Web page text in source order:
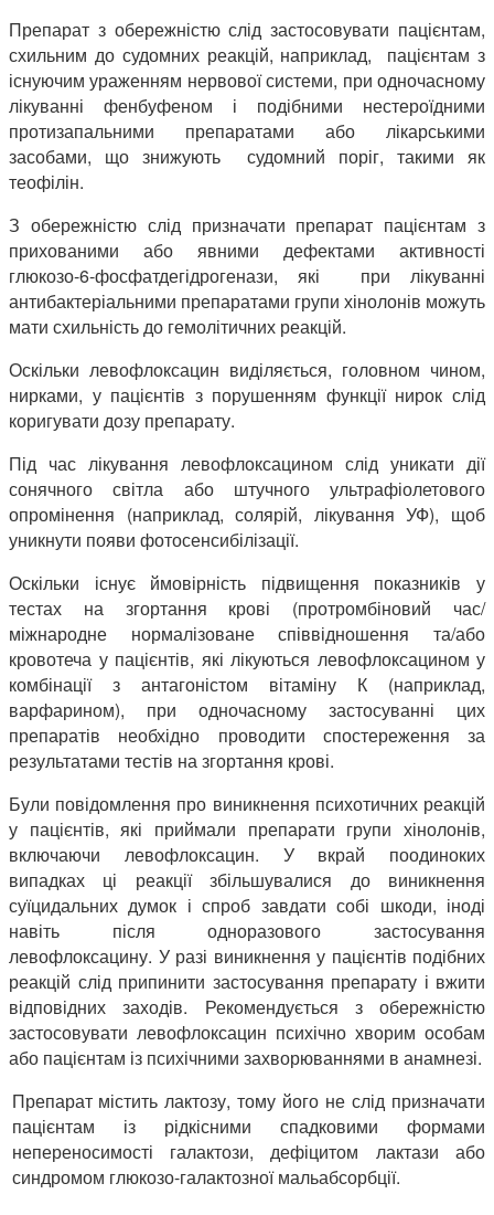
Препарат з обережністю слід застосовувати пацієнтам,
схильним до судомних реакцій, наприклад, пацієнтам з
існуючим ураженням нервової системи, при одночасному
лікуванні фенбуфеном і подібними нестероїдними
протизапальними препаратами або лікарськими
засобами, що знижують судомний поріг, такими як
теофілін.
З обережністю слід призначати препарат пацієнтам з
прихованими або явними дефектами активності
глюкозо-6-фосфатдегідрогенази, які при лікуванні
антибактеріальними препаратами групи хінолонів можуть
мати схильність до гемолітичних реакцій.
Оскільки левофлоксацин виділяється, головном чином,
нирками, у пацієнтів з порушенням функції нирок слід
коригувати дозу препарату.
Під час лікування левофлоксацином слід уникати дії
сонячного світла або штучного ультрафіолетового
опромінення (наприклад, солярій, лікування УФ), щоб
уникнути появи фотосенсибілізації.
Оскільки існує ймовірність підвищення показників у
тестах на згортання крові (протромбіновий час/
міжнародне нормалізоване співвідношення та/або
кровотеча у пацієнтів, які лікуються левофлоксацином у
комбінації з антагоністом вітаміну К (наприклад,
варфарином), при одночасному застосуванні цих
препаратів необхідно проводити спостереження за
результатами тестів на згортання крові.
Були повідомлення про виникнення психотичних реакцій
у пацієнтів, які приймали препарати групи хінолонів,
включаючи левофлоксацин. У вкрай поодиноких
випадках ці реакції збільшувалися до виникнення
суїцидальних думок і спроб завдати собі шкоди, іноді
навіть після одноразового застосування
левофлоксацину. У разі виникнення у пацієнтів подібних
реакцій слід припинити застосування препарату і вжити
відповідних заходів. Рекомендується з обережністю
застосовувати левофлоксацин психічно хворим особам
або пацієнтам із психічними захворюваннями в анамнезі.
Препарат містить лактозу, тому його не слід призначати
пацієнтам із рідкісними спадковими формами
непереносимості галактози, дефіцитом лактази або
синдромом глюкозо-галактозної мальабсорбції.